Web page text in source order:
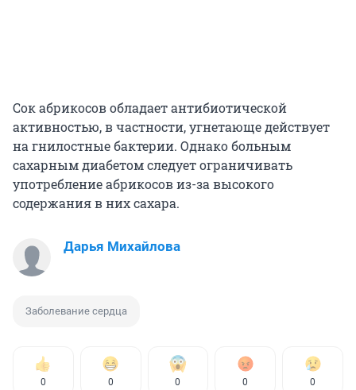
Сок абрикосов обладает антибиотической
активностью, в частности, угнетающе действует
на гнилостные бактерии. Однако больным
сахарным диабетом следует ограничивать
употребление абрикосов из-за высокого
содержания в них сахара.
Дарья Михайлова
Заболевание сердца
0 0 0 0 0